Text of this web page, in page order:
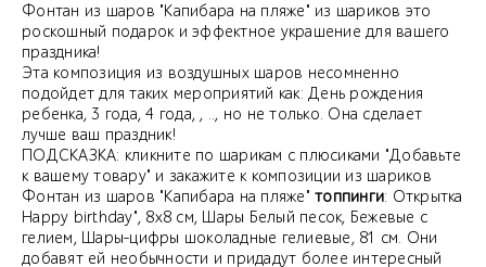
Фонтан из шаров "Капибара на пляже" из шариков это
роскошный подарок и эффектное украшение для вашего
праздника!
Эта композиция из воздушных шаров несомненно
подойдет для таких мероприятий как: День рождения
ребенка, 3 года, 4 года, , .., но не только. Она сделает
лучше ваш праздник!
ПОДСКАЗКА: кликните по шарикам с плюсиками "Добавьте
к вашему товару" и закажите к композиции из шариков
Фонтан из шаров "Капибара на пляже" топпинги: Открытка
Happy birthday", 8х8 см, Шары Белый песок, Бежевые с
гелием, Шары-цифры шоколадные гелиевые, 81 см. Они
добавят ей необычности и придадут более интересный